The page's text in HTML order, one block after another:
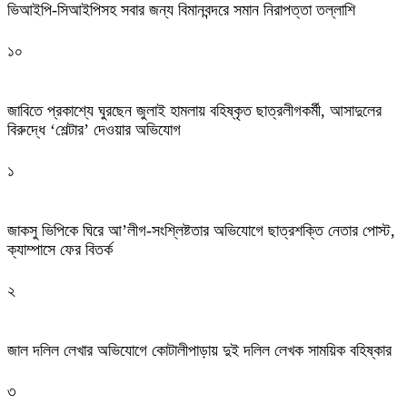
ভিআইপি-সিআইপিসহ সবার জন্য বিমানবন্দরে সমান নিরাপত্তা তল্লাশি
১০
জাবিতে প্রকাশ্যে ঘুরছেন জুলাই হামলায় বহিষ্কৃত ছাত্রলীগকর্মী, আসাদুলের
বিরুদ্ধে ‘শেল্টার’ দেওয়ার অভিযোগ
১
জাকসু ভিপিকে ঘিরে আ’লীগ-সংশ্লিষ্টতার অভিযোগে ছাত্রশক্তি নেতার পোস্ট,
ক্যাম্পাসে ফের বিতর্ক
২
জাল দলিল লেখার অভিযোগে কোটালীপাড়ায় দুই দলিল লেখক সাময়িক বহিষ্কার
৩